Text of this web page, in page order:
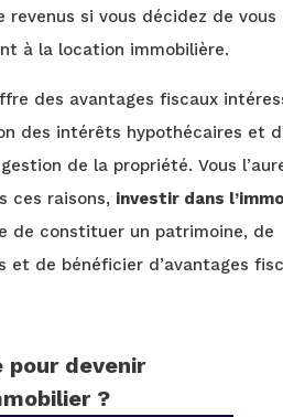
revenus si vous décidez de vous
à la location immobilière.
des avantages fiscaux
des intérêts hypothécaires et
de la propriété. Vous
ces raisons, investir dans
de constituer un patrimoine, de
et de bénéficier d’avantages
pour devenir
?